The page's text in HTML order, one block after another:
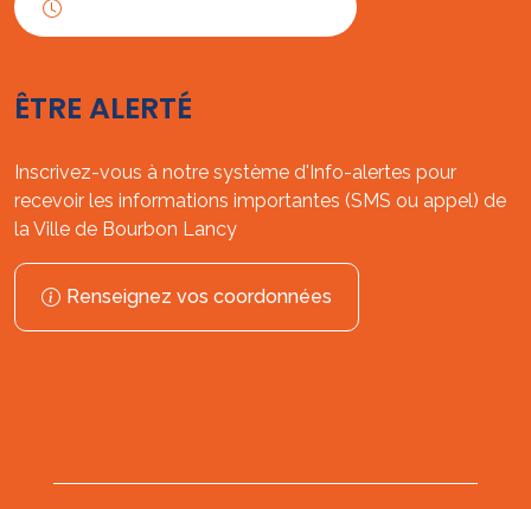
ÊTRE ALERTÉ
Inscrivez-vous à notre système d'Info-alertes pour
recevoir les informations importantes (SMS ou appel) de
la Ville de Bourbon Lancy
Renseignez vos coordonnées